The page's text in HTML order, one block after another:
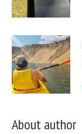
About author